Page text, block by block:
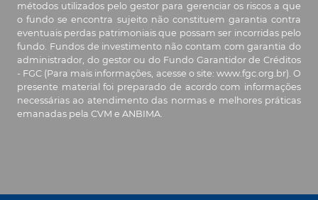
Março/22
Fevereiro/22
Janeiro/22
Dezembro/21
métodos utilizados pelo gestor para gerenciar os riscos a que
o fundo se encontra sujeito não constituem garantia contra
eventuais perdas patrimoniais que possam ser incorridas pelo
fundo. Fundos de investimento não contam com garantia do
administrador, do gestor ou do Fundo Garantidor de Créditos
- FGC (Para mais informações, acesse o site: www.fgc.org.br). O
presente material foi preparado de acordo com informações
necessárias ao atendimento das normas e melhores práticas
emanadas pela CVM e ANBIMA.